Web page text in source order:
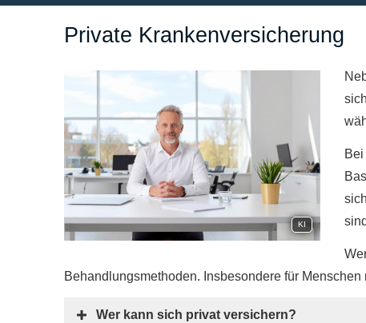
Private Kranken­ver­si­che­rung
KI
Behandlungsmethoden. Insbesondere für
Wer kann sich privat ver­sichern?